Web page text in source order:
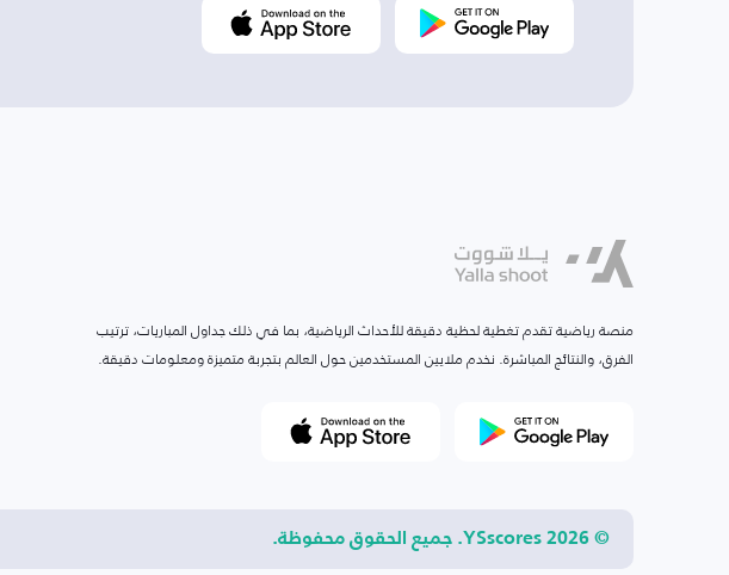
منصة رياضية تقدم تغطية لحظية دقيقة للأحداث الرياضية، بما في ذلك جداول المباريات، ترتيب
الفرق، والنتائج المباشرة. نخدم ملايين المستخدمين حول العالم بتجربة متميزة ومعلومات دقيقة.
© 2026 YSscores. جميع الحقوق محفوظة.